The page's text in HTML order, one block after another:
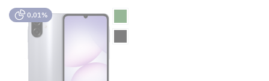
0,01%